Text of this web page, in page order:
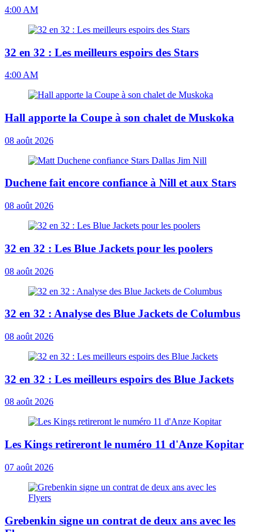
4:00 AM
32 en 32 : Les meilleurs espoirs des Stars
4:00 AM
Hall apporte la Coupe à son chalet de Muskoka
08 août 2026
Duchene fait encore confiance à Nill et aux Stars
08 août 2026
32 en 32 : Les Blue Jackets pour les poolers
08 août 2026
32 en 32 : Analyse des Blue Jackets de Columbus
08 août 2026
32 en 32 : Les meilleurs espoirs des Blue Jackets
08 août 2026
Les Kings retireront le numéro 11 d'Anze Kopitar
07 août 2026
Grebenkin signe un contrat de deux ans avec les